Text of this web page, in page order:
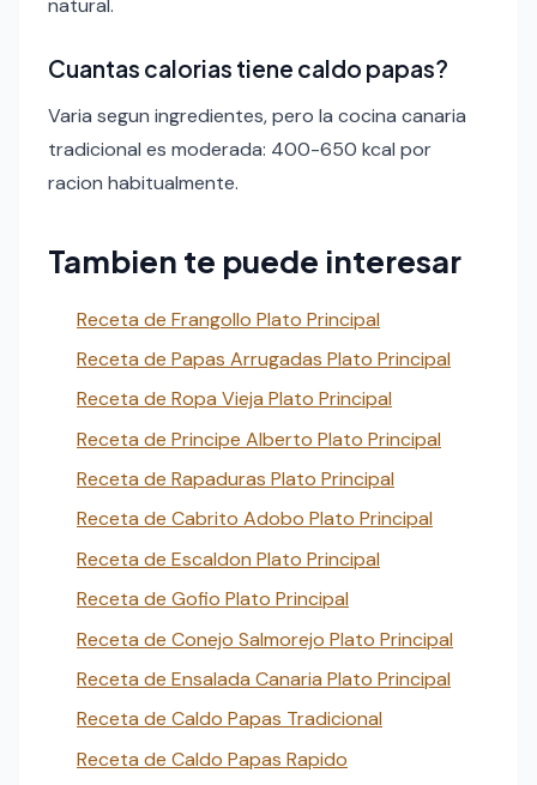
Cuantas calorias tiene caldo papas?
Varia segun ingredientes, pero la cocina canaria
tradicional es moderada: 400-650 kcal por
racion habitualmente.
Tambien te puede interesar
Receta de Frangollo Plato Principal
Receta de Papas Arrugadas Plato Principal
Receta de Ropa Vieja Plato Principal
Receta de Principe Alberto Plato Principal
Receta de Rapaduras Plato Principal
Receta de Cabrito Adobo Plato Principal
Receta de Escaldon Plato Principal
Receta de Gofio Plato Principal
Receta de Conejo Salmorejo Plato Principal
Receta de Ensalada Canaria Plato Principal
Receta de Caldo Papas Tradicional
Receta de Caldo Papas Rapido